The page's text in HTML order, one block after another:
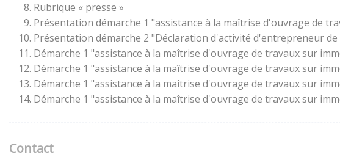
Rubrique « presse »
Présentation démarche 1 "assistance à la maîtrise d'ouvrage de
Présentation démarche 2 "Déclaration d'activité d'entrepreneur de
Démarche 1 "assistance à la maîtrise d'ouvrage de travaux sur
Démarche 1 "assistance à la maîtrise d'ouvrage de travaux sur
Démarche 1 "assistance à la maîtrise d'ouvrage de travaux sur
Démarche 1 "assistance à la maîtrise d'ouvrage de travaux sur
Contact